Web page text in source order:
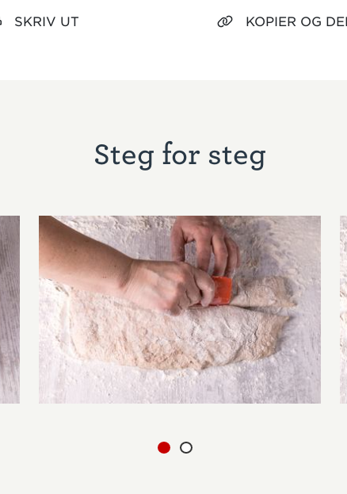
SKRIV UT KOPIER OG
Steg for steg